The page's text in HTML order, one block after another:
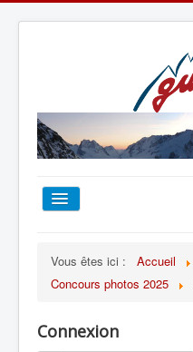
TOUT SUR LE GUMS
ESCALADE
Vous êtes ici : Accueil
Concours photos 2025
Connexion